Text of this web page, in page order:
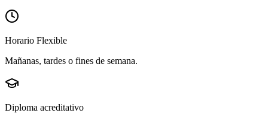
Horario Flexible
Mañanas, tardes o fines de semana.
Diploma acreditativo